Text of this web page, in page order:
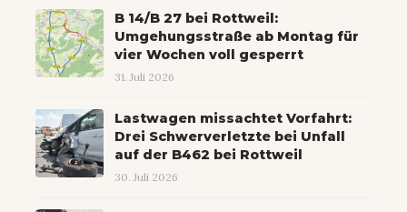
B 14/B 27 bei Rottweil:
Umgehungsstraße ab Montag für
vier Wochen voll gesperrt
31. Juli 2026
Lastwagen missachtet Vorfahrt:
Drei Schwerverletzte bei Unfall
auf der B462 bei Rottweil
30. Juli 2026